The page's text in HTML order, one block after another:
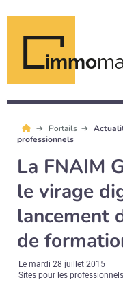
immo
Portails
professionnels
La FNAIM
le virage
lancement
de
Lemardi 28 juillet 2015
Sites pour les professionnels